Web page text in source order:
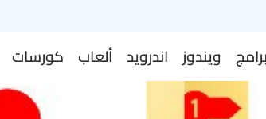
برامج ويندوز اندرويد ألعاب كورسات